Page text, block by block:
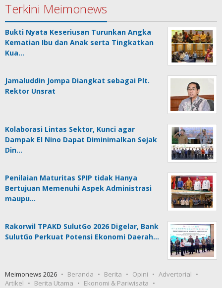
Terkini Meimonews
Bukti Nyata Keseriusan Turunkan Angka
Kematian Ibu dan Anak serta Tingkatkan
Kua…
Jamaluddin Jompa Diangkat sebagai Plt.
Rektor Unsrat
Kolaborasi Lintas Sektor, Kunci agar
Dampak El Nino Dapat Diminimalkan Sejak
Din…
Penilaian Maturitas SPIP tidak Hanya
Bertujuan Memenuhi Aspek Administrasi
maupu…
Rakorwil TPAKD SulutGo 2026 Digelar, Bank
SulutGo Perkuat Potensi Ekonomi Daerah…
Meimonews 2026 Beranda Berita Opini
Advertorial
Artikel
Berita Utama
Ekonomi & Pariwisata